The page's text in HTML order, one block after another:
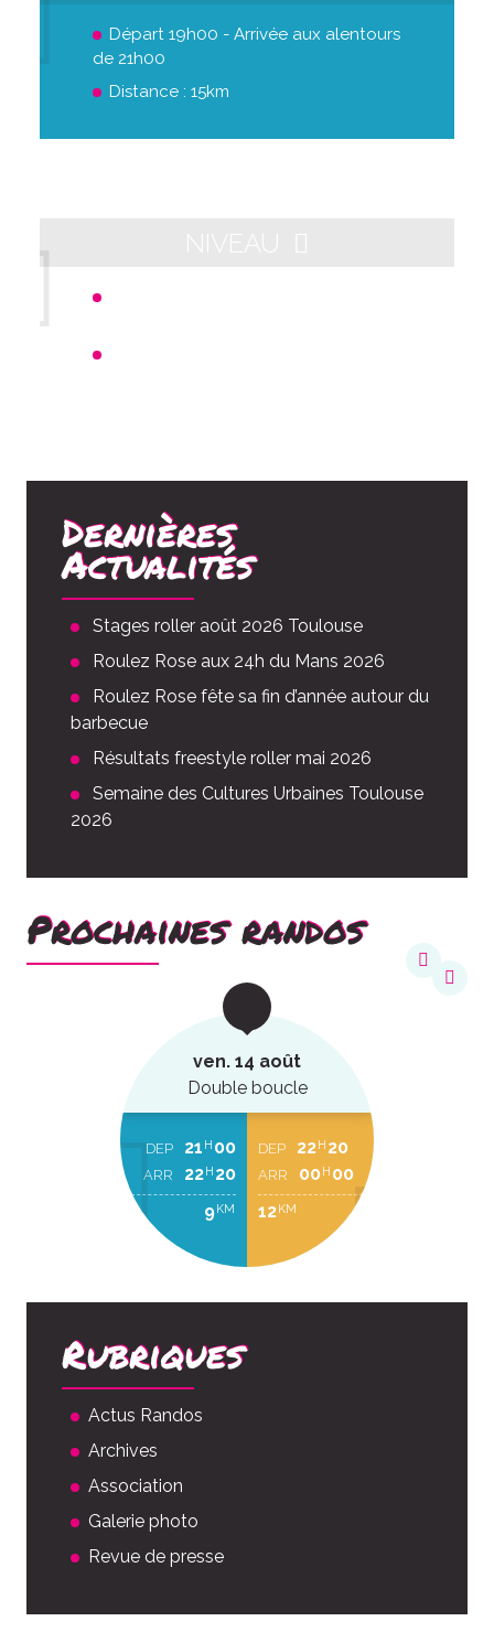
Départ 19h00 - Arrivée aux alentours
de 21h00
Distance : 15km
Dernières
Actualités
Stages roller août 2026 Toulouse
Roulez Rose aux 24h du Mans 2026
Roulez Rose fête sa fin d’année autour du
barbecue
Résultats freestyle roller mai 2026
Semaine des Cultures Urbaines Toulouse
2026
Prochaines randos
ven. 14 août
Double boucle
DEP 21 H 00
ARR 22H 20
9KM
DEP 22H 20
ARR 00H 00
12KM
Rubriques
Actus Randos
Archives
Association
Galerie photo
Revue de presse